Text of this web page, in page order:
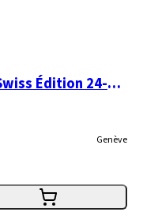
Radkutsche Musketier Deep Swiss Édition 24-Rohloff
Genève